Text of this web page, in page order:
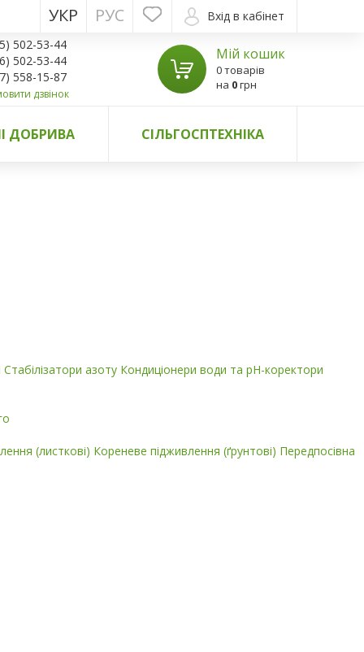
Вхід в кабінет
РУС
УКР
502-53-44
502-53-44
558-15-87
дзвінок
Мій кошик
0 товарів
на 0грн
ДОБРИВА СІЛЬГОСПТЕХНІКА
Стабілізатори азоту Кондиціонери води та pH-коректори
(листкові) Кореневе підживлення (ґрунтові) Передпосівна